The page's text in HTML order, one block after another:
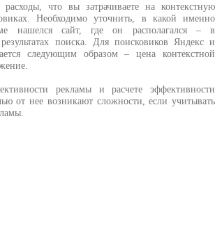
что вы затрачиваете на контекстную
Необходимо уточнить, в какой именно
нашелся сайт, где он располагался – в
поиска. Для поисковиков Яндекс и
следующим образом – цена контекстной
рекламы и расчете эффективности
от нее возникают сложности, если учитывать